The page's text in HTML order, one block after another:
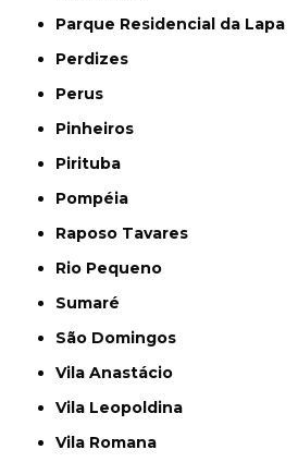
Parque Residencial da Lapa
Perdizes
Perus
Pinheiros
Pirituba
Pompéia
Raposo Tavares
Rio Pequeno
Sumaré
São Domingos
Vila Anastácio
Vila Leopoldina
Vila Romana